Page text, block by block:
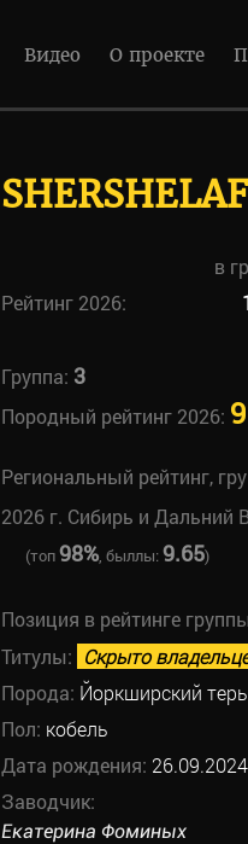
Видео О проекте
в
Рейтинг 2026:
Группа: 3
Породный рейтинг 2026: 9
Региональный рейтинг,
2026 г. Сибирь и Дальний
(топ98%, быллы:9.65)
Позиция в рейтинге
Титулы: Скрыто
Порода: Йоркширский
Пол: кобель
Дата рождения: 26.09.2024
Заводчик:
Екатерина Фоминых